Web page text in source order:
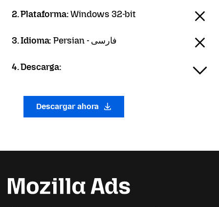
2. Plataforma:Windows 32-bit
3. Idioma: Persian - فارسی
4. Descarga:
Descargar ahora